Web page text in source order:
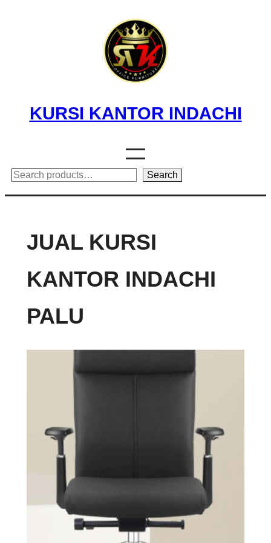
KURSI KANTOR INDACHI
Search Search
JUAL KURSI
KANTOR INDACHI
PALU